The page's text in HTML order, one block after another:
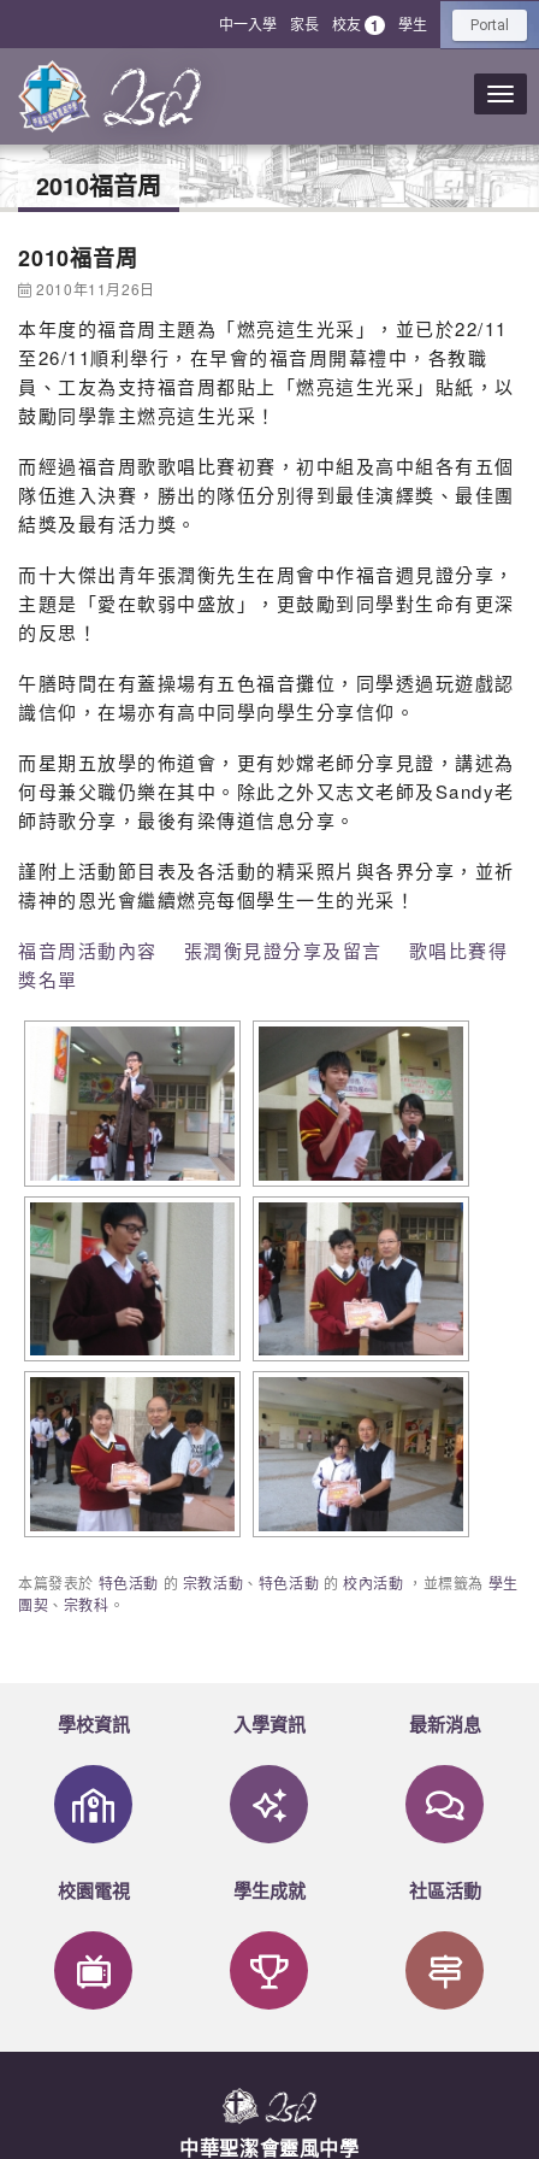
中一入學 家長 校友 1 學生 Portal
2010福音周
2010福音周
2010年11月26日
本年度的福音周主題為「燃亮這生光采」，並已於22/11
至26/11順利舉行，在早會的福音周開幕禮中，各教職
員、工友為支持福音周都貼上「燃亮這生光采」貼紙，以
鼓勵同學靠主燃亮這生光采！
而經過福音周歌歌唱比賽初賽，初中組及高中組各有五個
隊伍進入決賽，勝出的隊伍分別得到最佳演繹獎、最佳團
結獎及最有活力獎。
而十大傑出青年張潤衡先生在周會中作福音週見證分享，
主題是「愛在軟弱中盛放」，更鼓勵到同學對生命有更深
的反思！
午膳時間在有蓋操場有五色福音攤位，同學透過玩遊戲認
識信仰，在場亦有高中同學向學生分享信仰。
而星期五放學的佈道會，更有妙嫦老師分享見證，講述為
何母兼父職仍樂在其中。除此之外又志文老師及Sandy老
師詩歌分享，最後有梁傳道信息分享。
謹附上活動節目表及各活動的精采照片與各界分享，並祈
禱神的恩光會繼續燃亮每個學生一生的光采！
福音周活動內容
張潤衡見證分享及留言
歌唱比賽得
獎名單
本篇發表於 特色活動 的 宗教活動 、 特色活動 的校內活動 ，並標籤為 學生
團契 、 宗教科 。
學校資訊 入學資訊 最新消息
校園電視 學生成就 社區活動
中華聖潔會靈風中學